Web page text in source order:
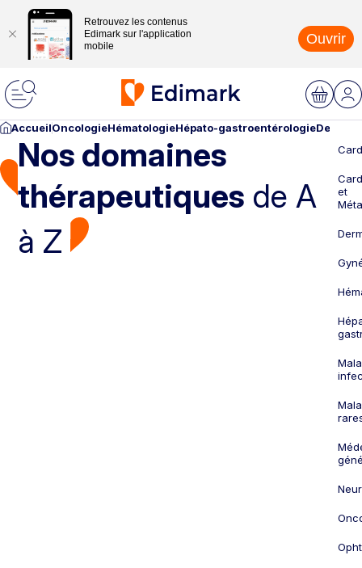
Retrouvez les contenus
Edimark sur l'application
mobile
Ouvrir
AccueilOncologieHématologieHépato-gastroentérologie
Nos domaines
thérapeutiques de A
à Z
et